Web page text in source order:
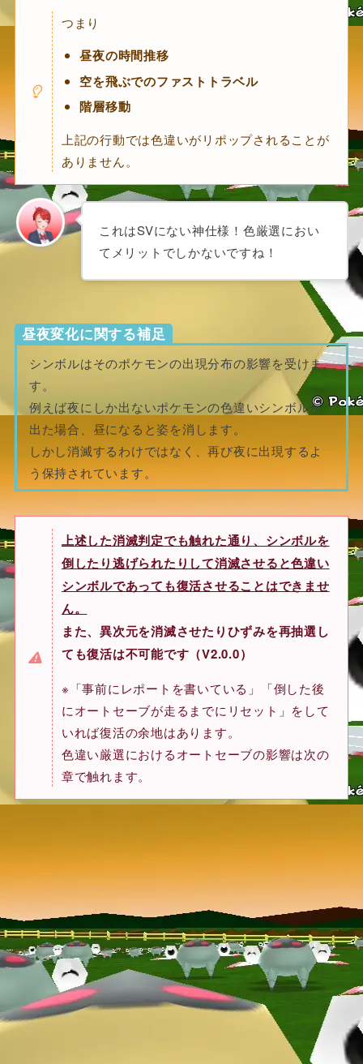
つまり
昼夜の時間推移
空を飛ぶでのファストトラベル
階層移動
上記の行動では色違いがリポップされることが
ありません。
これはSVにない神仕様！色厳選におい
てメリットでしかないですね！
昼夜変化に関する補足
シンボルはそのポケモンの出現分布の影響を受けま
す。
例えば夜にしか出ないポケモンの色違いシンボルが
出た場合、昼になると姿を消します。
しかし消滅するわけではなく、再び夜に出現するよ
う保持されています。
上述した消滅判定でも触れた通り、シンボルを
倒したり逃げられたりして消滅させると色違い
シンボルであっても復活させることはできませ
ん。
また、異次元を消滅させたりひずみを再抽選し
ても復活は不可能です（V2.0.0）
※「事前にレポートを書いている」「倒した後
にオートセーブが走るまでにリセット」をして
いれば復活の余地はあります。
色違い厳選におけるオートセーブの影響は次の
章で触れます。